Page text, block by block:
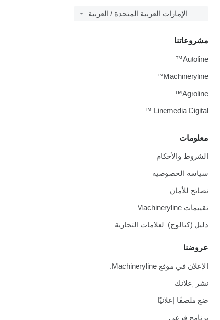
الإمارات العربية المتحدة / العربية
معلومات
الشروط والأحكام
سياسة الخصوصية
نصائح للأمان
تقييمات Machineryline
دليل (كتالوج) العلامات التجارية
عروضنا
الإعلان في موقع Machineryline.
نشر إعلانك
ضع ملصقًا إعلانيًا
برنامج فرعي
مشروعاتنا
Autoline™
Machineryline™
Agroline™
Linemedia Digital ™